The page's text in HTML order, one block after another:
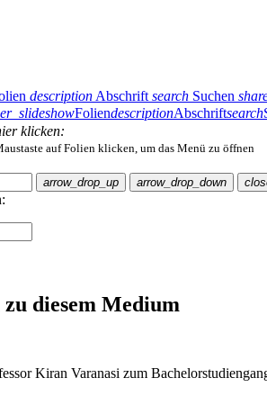
description Abschrift search Suchen
FoliendescriptionAbschriftsearch
klicken:
auf Folien klicken, um das Menü zu öffnen
arrow_drop_up arrow_drop_down
diesem Medium
Kiran Varanasi zum